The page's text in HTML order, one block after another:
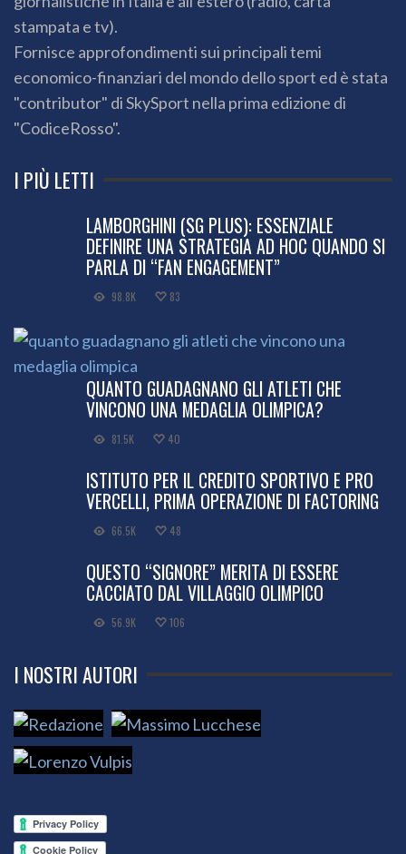
stampata e tv).
Fornisce approfondimenti sui principali temi
economico-finanziari del mondo dello sport ed è stata
"contributor" di SkySport nella prima edizione di
"CodiceRosso".
I PIÙ LETTI
LAMBORGHINI (SG PLUS): ESSENZIALE
DEFINIRE UNA STRATEGIA AD HOC QUANDO SI
PARLA DI “FAN ENGAGEMENT”
98.8K 83
QUANTO GUADAGNANO GLI ATLETI CHE
VINCONO UNA MEDAGLIA OLIMPICA?
81.5K 40
ISTITUTO PER IL CREDITO SPORTIVO E PRO
VERCELLI, PRIMA OPERAZIONE DI FACTORING
66.5K 48
QUESTO “SIGNORE” MERITA DI ESSERE
CACCIATO DAL VILLAGGIO OLIMPICO
56.9K 106
I NOSTRI AUTORI